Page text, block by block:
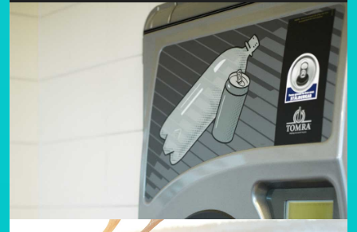
Karkaleci i detit
Qysh nga vitet 1800-ta karkaleci i detit (se:
kräftskiva) ka qenë i njohur në Suedi. Peshkatarët
në vitin 2013 kanë kapur 186 000 kg ku shumica
prej tyre është ngrënë në festimin tradicional gjatë
muajit Gusht që simbolizon edhe e verës.